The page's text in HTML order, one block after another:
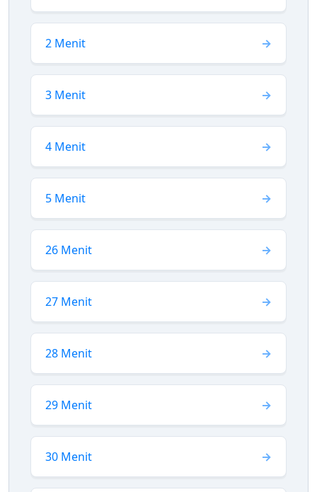
2 Menit
3 Menit
4 Menit
5 Menit
26 Menit
27 Menit
28 Menit
29 Menit
30 Menit